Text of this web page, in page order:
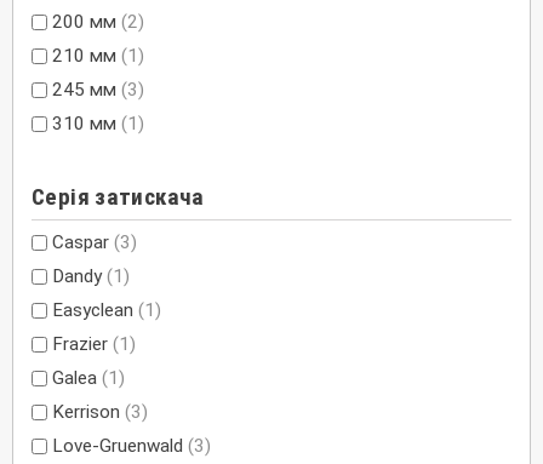
200 мм (2)
210 мм (1)
245 мм (3)
310 мм (1)
Серія затискача
Caspar (3)
Dandy(1)
Easyclean (1)
Frazier (1)
Galea (1)
Kerrison (3)
Love-Gruenwald (3)